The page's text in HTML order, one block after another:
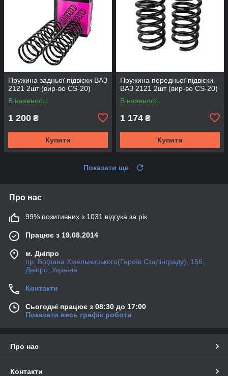
Пружина задньої підвіски ВАЗ
2121 2шт (вир-во CS-20)
В наявності
1 200 ₴
Купити
Пружина передньої підвіски
ВАЗ 2121 2шт (вир-во CS-20)
В наявності
1 174 ₴
Купити
Показати ще
Про нас
99% позитивних з 1031 відгука за рік
Працює з 19.08.2014
м. Дніпро
пр. Богдана Хмельницького(Героїв Сталінграду), 156,
Дніпро, Україна
Контакти
Сьогодні працює з 08:30 до 17:00
Показати весь графік роботи
Про нас
Контакти